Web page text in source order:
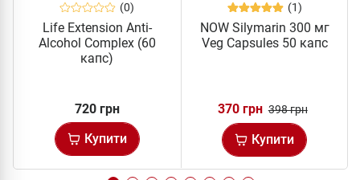
(0)
Life Extension Anti-
Alcohol Complex (60
капс)
720 грн
Купити
(1)
NOW Silymarin 300 мг
Veg Capsules 50 капс
370 грн 398 грн
Купити